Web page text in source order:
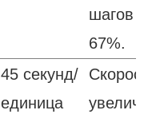
шагов
67%.
45 секунд/
единица